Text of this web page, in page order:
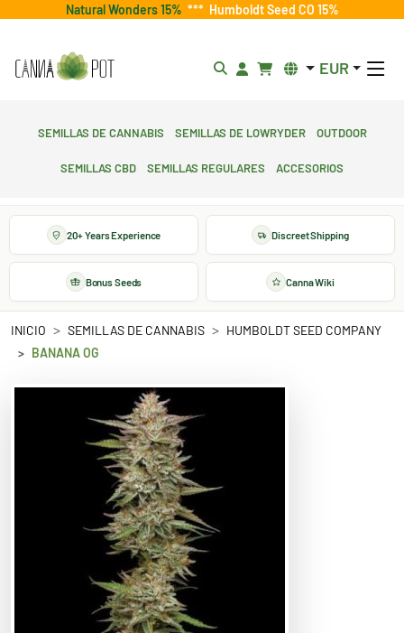
Natural Wonders 15% *** Humboldt Seed CO 15%
EUR
Semillas de cannabis Semillas de lowryder Outdoor
Semillas CBD Semillas regulares Accesorios
20+ Years Experience Discreet Shipping
Bonus Seeds Canna Wiki
INICIO SEMILLAS DE CANNABIS
HUMBOLDT SEED COMPANY
BANANA OG